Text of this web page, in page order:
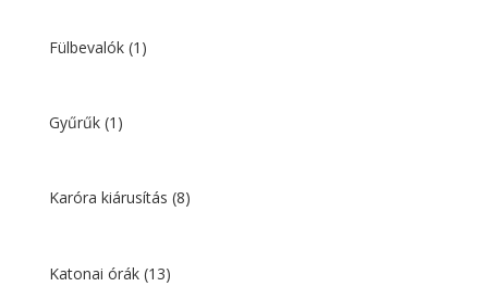
Fülbevalók (1)
Gyűrűk (1)
Karóra kiárusítás (8)
Katonai órák (13)